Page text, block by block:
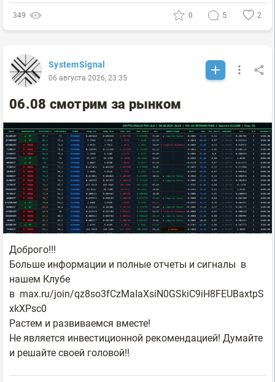
349 0 5 2
SystemSignal
06 августа 2026, 23:35
06.08 смотрим за рынком
Доброго!!!
Больше информации и полные отчеты и сигналы в
нашем Клубе
в max.ru/join/qz8so3fCzMaIaXsiN0GSkiC9iH8FEUBaxtpS
xkXPsc0
Растем и развиваемся вместе!
Не является инвестиционной рекомендацией! Думайте
и решайте своей головой!!